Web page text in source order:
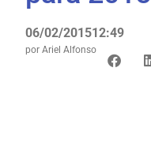
06/02/201512:49
por Ariel Alfonso